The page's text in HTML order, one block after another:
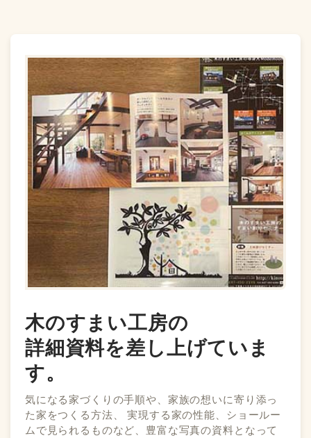
木のすまい工房の
詳細資料を差し上げていま
す。
気になる家づくりの手順や、家族の想いに寄り添っ
た家をつくる方法、 実現する家の性能、ショールー
ムで見られるものなど、豊富な写真の資料となって